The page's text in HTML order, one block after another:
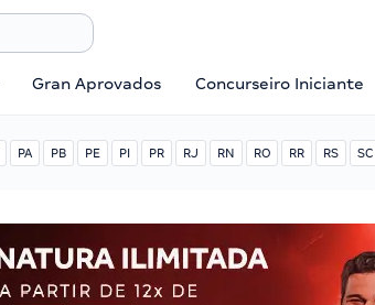
Gran Aprovados Concurseiro Iniciante
PA PB PE PI PR RJ RN RO RR RS SC